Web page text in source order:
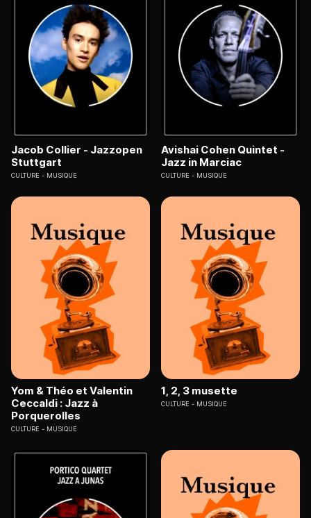
Jacob Collier - Jazzopen
Stuttgart
CULTURE MUSIQUE
Avishai Cohen Quintet -
Jazz in Marciac
CULTURE MUSIQUE
Yom & Théo et Valentin
Ceccaldi : Jazz à
Porquerolles
CULTURE MUSIQUE
1, 2, 3 musette
CULTURE MUSIQUE